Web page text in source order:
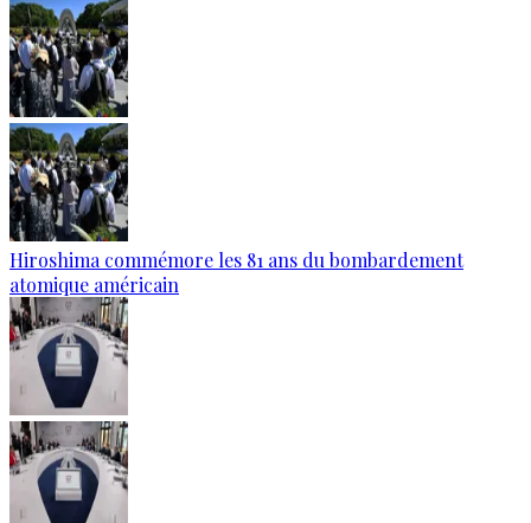
Hiroshima commémore les 81 ans du bombardement
atomique américain